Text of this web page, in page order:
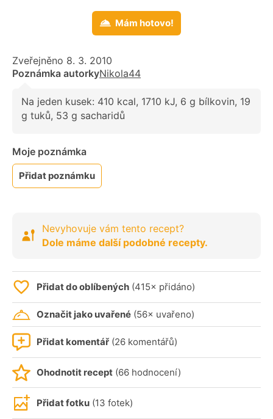
Mám hotovo!
Zveřejněno 8. 3. 2010
Poznámka autorkyNikola44
Na jeden kusek: 410 kcal, 1710 kJ, 6 g bílkovin, 19
g tuků, 53 g sacharidů
Moje poznámka
Přidat poznámku
Nevyhovuje vám tento recept?
Dole máme další podobné recepty.
Přidat do oblíbených (415× přidáno)
Označit jako uvařené (56× uvařeno)
Přidat komentář (26 komentářů)
Ohodnotit recept (66 hodnocení)
Přidat fotku (13 fotek)